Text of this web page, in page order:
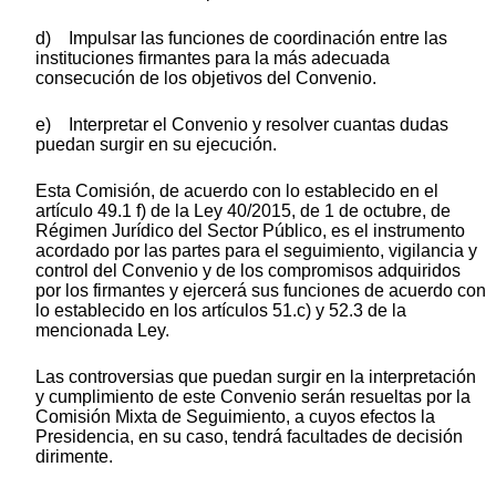
d) Impulsar las funciones de coordinación entre las
instituciones firmantes para la más adecuada
consecución de los objetivos del Convenio.
e) Interpretar el Convenio y resolver cuantas dudas
puedan surgir en su ejecución.
Esta Comisión, de acuerdo con lo establecido en el
artículo 49.1 f) de la Ley 40/2015, de 1 de octubre, de
Régimen Jurídico del Sector Público, es el instrumento
acordado por las partes para el seguimiento, vigilancia y
control del Convenio y de los compromisos adquiridos
por los firmantes y ejercerá sus funciones de acuerdo con
lo establecido en los artículos 51.c) y 52.3 de la
mencionada Ley.
Las controversias que puedan surgir en la interpretación
y cumplimiento de este Convenio serán resueltas por la
Comisión Mixta de Seguimiento, a cuyos efectos la
Presidencia, en su caso, tendrá facultades de decisión
dirimente.